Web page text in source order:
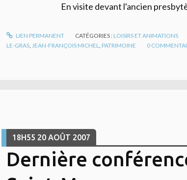
En visite devant l'ancien
LIEN PERMANENT CATÉGORIES : LOISIRS ET ANIMATIONS
LE-GRAS JEAN-FRANÇOIS MICHEL PATRIMOINE 0
18H55 20 AOÛT 2007
Dernière